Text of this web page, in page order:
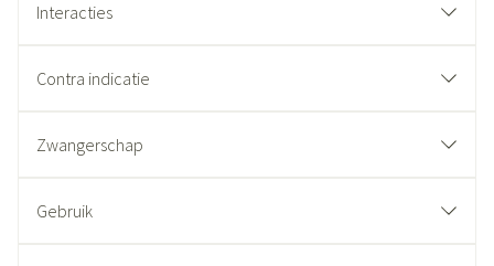
Interacties
Contra indicatie
Zwangerschap
Gebruik